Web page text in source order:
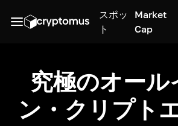
スポッ
ト
Market
Cap
究極のオール
ン・クリプト